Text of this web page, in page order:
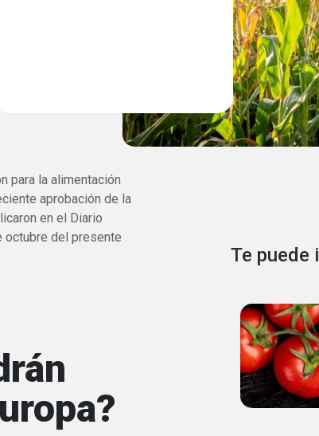
para la alimentación
aprobación de la
en el Diario
octubre del presente
Te puede